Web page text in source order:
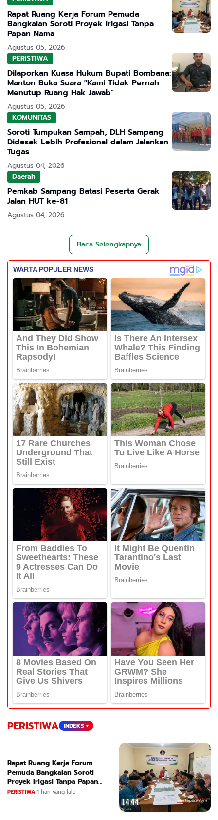
Rapat Ruang Kerja Forum Pemuda
Bangkalan Soroti Proyek Irigasi Tanpa
Papan Nama
Agustus 05, 2026
PERISTIWA
Dilaporkan Kuasa Hukum Bupati Bombana:
Manton Buka Suara "Kami Tidak Pernah
Menutup Ruang Hak Jawab"
Agustus 05, 2026
KOMUNITAS
Soroti Tumpukan Sampah, DLH Sampang
Didesak Lebih Profesional dalam Jalankan
Tugas
Agustus 04, 2026
Daerah
Pemkab Sampang Batasi Peserta Gerak
Jalan HUT ke-81
Agustus 04, 2026
Baca Selengkapnya
PERISTIWA INDEKS +
Rapat Ruang Kerja Forum
Pemuda Bangkalan Soroti
Proyek Irigasi Tanpa Papan
Nama
PERISTIWA•1 hari yang lalu